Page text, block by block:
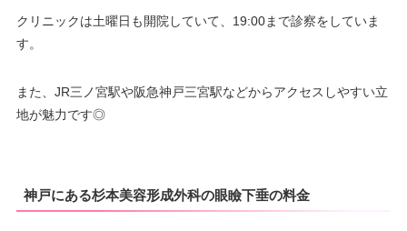
∣
10：00
∣
∣
∣
∣
∣
10：00
∣
∣
クリニックは土曜日も開院していて、19:00まで診察をしていま
す。
また、JR三ノ宮駅や阪急神戸三宮駅などからアクセスしやすい立
地が魅力です◎
神戸にある杉本美容形成外科の眼瞼下垂の料金